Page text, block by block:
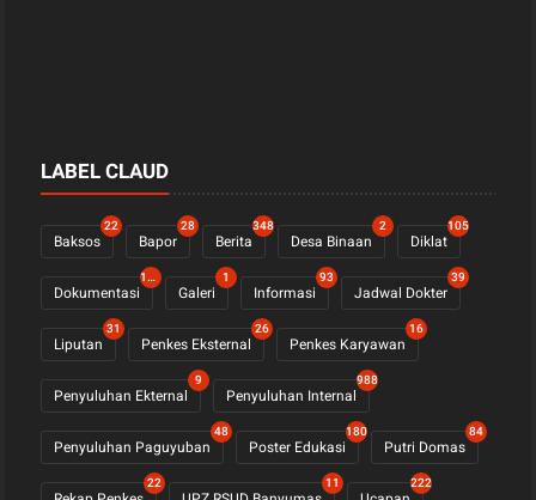
LABEL CLAUD
Baksos
22
Bapor
28
Berita
348
Desa Binaan
2
Diklat
105
Dokumentasi
1122
Galeri
1
Informasi
93
Jadwal Dokter
39
Liputan
31
Penkes Eksternal
26
Penkes Karyawan
16
Penyuluhan Ekternal
9
Penyuluhan Internal
988
Penyuluhan Paguyuban
48
Poster Edukasi
180
Putri Domas
84
22 11 222